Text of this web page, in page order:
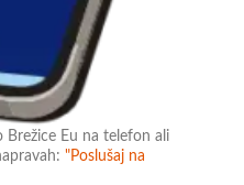
Brežice Eu na telefon ali
"Poslušaj na